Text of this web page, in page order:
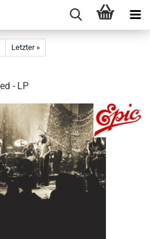
Letzter »
- LP